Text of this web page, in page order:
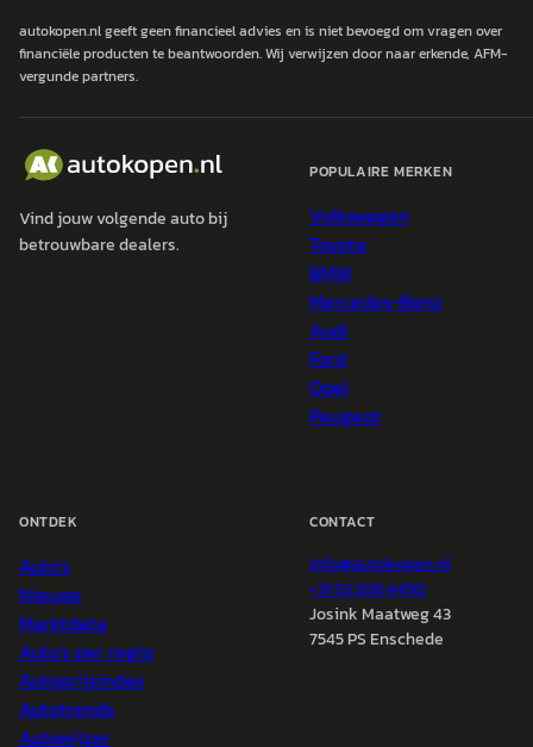
autokopen.nl geeft geen financieel advies en is niet bevoegd om vragen over
financiële producten te beantwoorden. Wij verwijzen door naar erkende, AFM-
vergunde partners.
Vind jouw volgende auto bij
betrouwbare dealers.
POPULAIRE MERKEN
Volkswagen
Toyota
BMW
Mercedes-Benz
Audi
Ford
Opel
Peugeot
ONTDEK
Auto's
Nieuws
Marktdata
Auto's per regio
Autoprijsindex
Autotrends
Autowijzer
CONTACT
info@autokopen.nl
+31 53 208 4490
Josink Maatweg 43
7545 PS Enschede